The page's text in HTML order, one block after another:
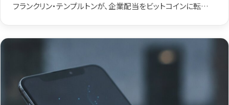
フランクリン・テンプルトンが、企業配当をビットコインに転…